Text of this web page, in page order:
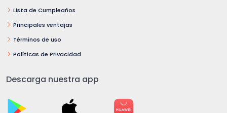
Lista de Cumpleaños
Principales ventajas
Términos de uso
Políticas de Privacidad
Descarga nuestra app